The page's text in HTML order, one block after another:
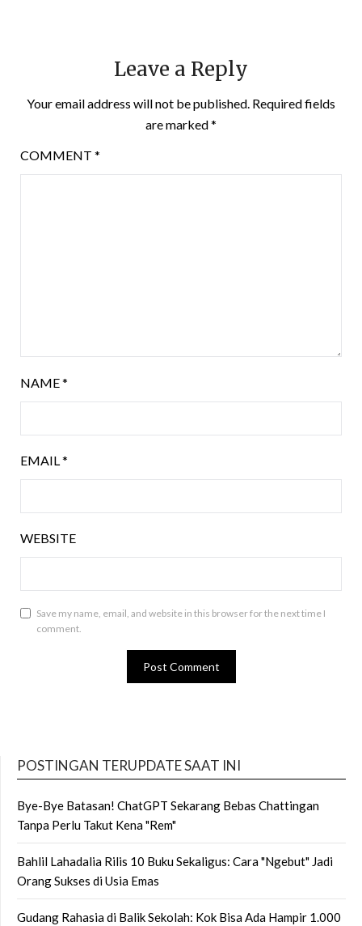
Leave a Reply
Your email address will not be published. Required fields
are marked*
COMMENT *
NAME*
EMAIL*
WEBSITE
Save my name, email, and website in this browser for the next time I
comment.
POSTINGAN TERUPDATE SAAT INI
Bye-Bye Batasan! ChatGPT Sekarang Bebas Chattingan
Tanpa Perlu Takut Kena "Rem"
Bahlil Lahadalia Rilis 10 Buku Sekaligus: Cara "Ngebut" Jadi
Orang Sukses di Usia Emas
Gudang Rahasia di Balik Sekolah: Kok Bisa Ada Hampir 1.000